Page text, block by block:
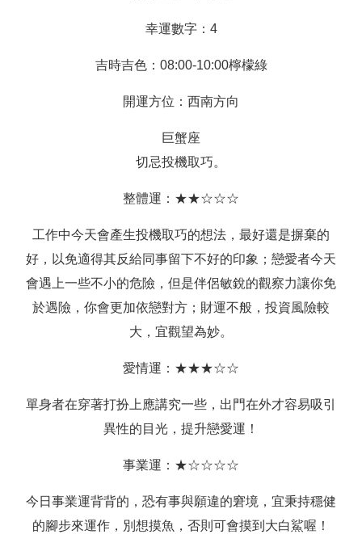
幸運數字：4
吉時吉色：08:00-10:00檸檬綠
開運方位：西南方向
巨蟹座
切忌投機取巧。
整體運：★★☆☆☆
工作中今天會產生投機取巧的想法，最好還是摒棄的
好，以免適得其反給同事留下不好的印象；戀愛者今天
會遇上一些不小的危險，但是伴侶敏銳的觀察力讓你免
於遇險，你會更加依戀對方；財運不般，投資風險較
大，宜觀望為妙。
愛情運：★★★☆☆
單身者在穿著打扮上應講究一些，出門在外才容易吸引
異性的目光，提升戀愛運！
事業運：★☆☆☆☆
今日事業運背背的，恐有事與願違的窘境，宜秉持穩健
的腳步來運作，別想摸魚，否則可會摸到大白鯊喔！